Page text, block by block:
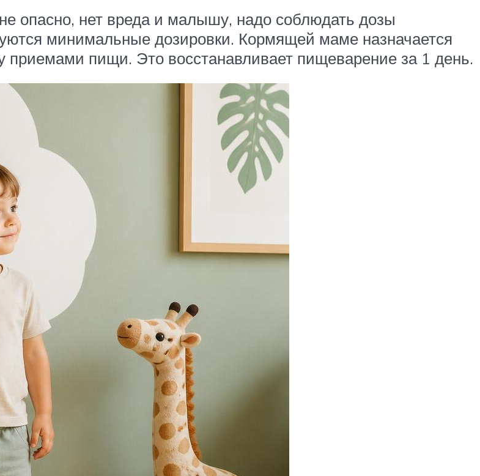
опасно, нет вреда и малышу, надо соблюдать дозы
минимальные дозировки. Кормящей маме назначается
приемами пищи. Это восстанавливает пищеварение за 1 день.